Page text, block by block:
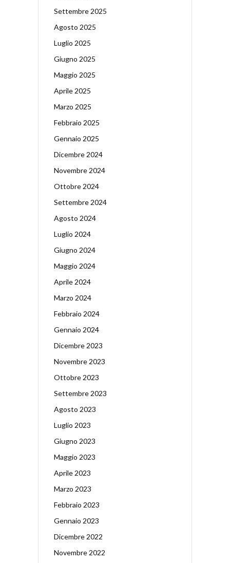
Settembre 2025
Agosto 2025
Luglio 2025
Giugno 2025
Maggio 2025
Aprile 2025
Marzo 2025
Febbraio 2025
Gennaio 2025
Dicembre 2024
Novembre 2024
Ottobre 2024
Settembre 2024
Agosto 2024
Luglio 2024
Giugno 2024
Maggio 2024
Aprile 2024
Marzo 2024
Febbraio 2024
Gennaio 2024
Dicembre 2023
Novembre 2023
Ottobre 2023
Settembre 2023
Agosto 2023
Luglio 2023
Giugno 2023
Maggio 2023
Aprile 2023
Marzo 2023
Febbraio 2023
Gennaio 2023
Dicembre 2022
Novembre 2022